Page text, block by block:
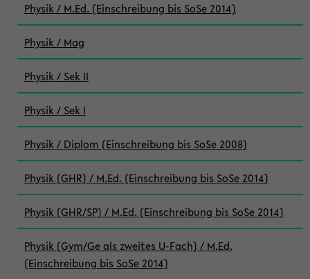
Physik / M.Ed. (Einschreibung bis SoSe 2014)
Physik / Mag
Physik / Sek II
Physik / Sek I
Physik / Diplom (Einschreibung bis SoSe 2008)
Physik (GHR) / M.Ed. (Einschreibung bis SoSe 2014)
Physik (GHR/SP) / M.Ed. (Einschreibung bis SoSe 2014)
Physik (Gym/Ge als zweites U-Fach) / M.Ed.
(Einschreibung bis SoSe 2014)